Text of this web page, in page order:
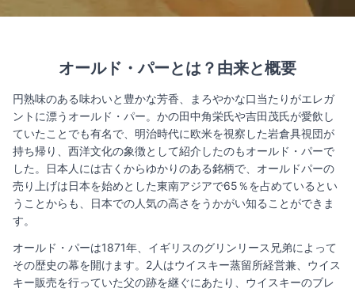
オールド・パーとは？由来と概要
円熟味のある味わいと豊かな芳香、まろやかな口当たりがエレガ
ントに漂うオールド・パー。かの田中角栄氏や吉田茂氏が愛飲し
ていたことでも有名で、明治時代に欧米を視察した岩倉具視団が
持ち帰り、西洋文化の象徴として紹介したのもオールド・パーで
した。日本人には古くからゆかりのある銘柄で、オールドパーの
売り上げは日本を始めとした東南アジアで65％を占めているとい
うことからも、日本での人気の高さをうかがい知ることができま
す。
オールド・パーは1871年、イギリスのグリンリース兄弟によって
その歴史の幕を開けます。2人はウイスキー蒸留所経営兼、ウイス
キー販売を行っていた父の跡を継ぐにあたり、ウイスキーのブレ